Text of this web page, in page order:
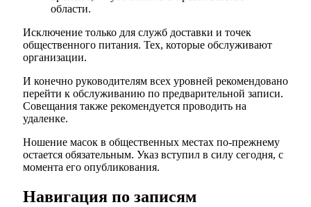
области.
Исключение только для служб доставки и точек
общественного питания. Тех, которые обслуживают
организации.
И конечно руководителям всех уровней рекомендовано
перейти к обслуживанию по предварительной записи.
Совещания также рекомендуется проводить на
удаленке.
Ношение масок в общественных местах по-прежнему
остается обязательным. Указ вступил в силу сегодня, с
момента его опубликования.
Навигация по записям